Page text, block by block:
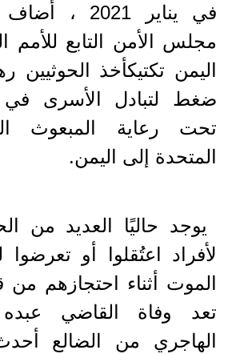
في يناير
مجلس الأمن التابع للأمم
اليمن تكتيكأخذ الحوثيين
ضغط لتبادل الأسرى في
تحت رعاية المبعوث
المتحدة إلى اليمن.
يوجد حاليًا العديد من
لأفراد اعتُقلوا أو
الموت أثناء احتجازهم من
تعد وفاة القاضي
الهاجري من الضالع